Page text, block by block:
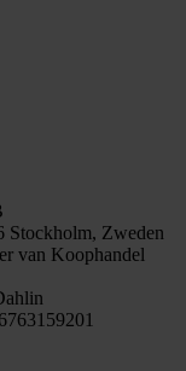
Stockholm, Zweden
van Koophandel